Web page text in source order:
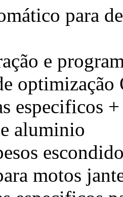
para
e
optimização
especificos
aluminio
motos